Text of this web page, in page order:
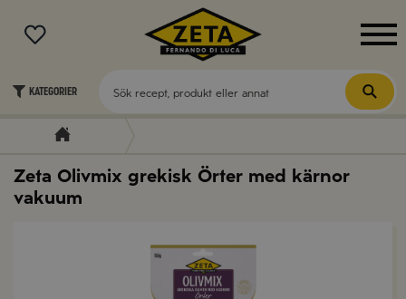
MENY
Kategorier
Zeta Olivmix grekisk Örter med kärnor
vakuum